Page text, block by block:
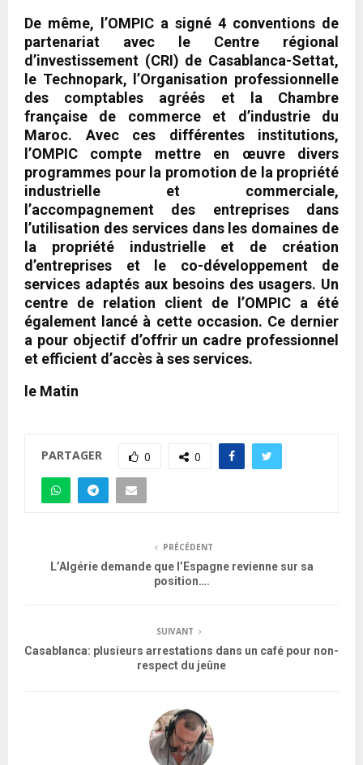
De même, l’OMPIC a signé 4 conventions de
partenariat avec le Centre régional
d’investissement (CRI) de Casablanca-Settat,
le Technopark, l’Organisation professionnelle
des comptables agréés et la Chambre
française de commerce et d’industrie du
Maroc. Avec ces différentes institutions,
l’OMPIC compte mettre en œuvre divers
programmes pour la promotion de la propriété
industrielle et commerciale,
l’accompagnement des entreprises dans
l’utilisation des services dans les domaines de
la propriété industrielle et de création
d’entreprises et le co-développement de
services adaptés aux besoins des usagers. Un
centre de relation client de l’OMPIC a été
également lancé à cette occasion. Ce dernier
a pour objectif d’offrir un cadre professionnel
et efficient d’accès à ses services.
le Matin
PARTAGER 0 0
PRÉCÉDENT
L’Algérie demande que l’Espagne revienne sur sa
position….
SUIVANT
Casablanca: plusieurs arrestations dans un café pour non-
respect du jeûne